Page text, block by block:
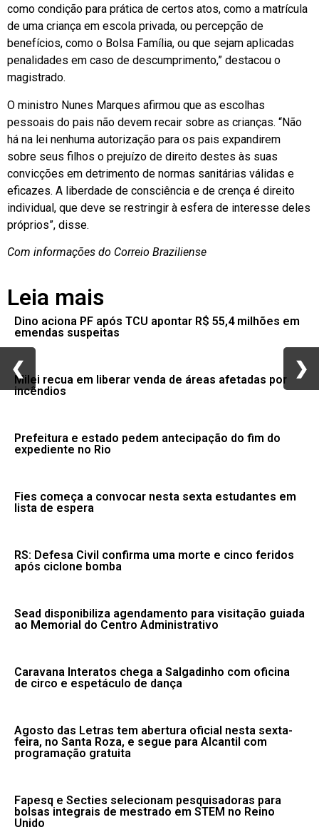
como condição para prática de certos atos, como a matrícula
de uma criança em escola privada, ou percepção de
benefícios, como o Bolsa Família, ou que sejam aplicadas
penalidades em caso de descumprimento,” destacou o
magistrado.
O ministro Nunes Marques afirmou que as escolhas
pessoais do pais não devem recair sobre as crianças. “Não
há na lei nenhuma autorização para os pais expandirem
sobre seus filhos o prejuízo de direito destes às suas
convicções em detrimento de normas sanitárias válidas e
eficazes. A liberdade de consciência e de crença é direito
individual, que deve se restringir à esfera de interesse deles
próprios”, disse.
Com informações do Correio Braziliense
Leia mais
Dino aciona PF após TCU apontar R$ 55,4 milhões em
emendas suspeitas
Milei recua em liberar venda de áreas afetadas por
incêndios
Prefeitura e estado pedem antecipação do fim do
expediente no Rio
Fies começa a convocar nesta sexta estudantes em
lista de espera
RS: Defesa Civil confirma uma morte e cinco feridos
após ciclone bomba
Sead disponibiliza agendamento para visitação guiada
ao Memorial do Centro Administrativo
Caravana Interatos chega a Salgadinho com oficina
de circo e espetáculo de dança
Agosto das Letras tem abertura oficial nesta sexta-
feira, no Santa Roza, e segue para Alcantil com
programação gratuita
Fapesq e Secties selecionam pesquisadoras para
bolsas integrais de mestrado em STEM no Reino
Unido
❮ ❯
❮ ❯